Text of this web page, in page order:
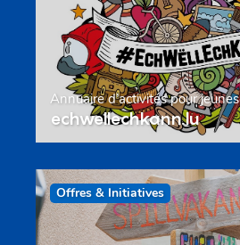
Annuaire d’activités pour jeunes
echwellechkann.lu
Offres & Initiatives